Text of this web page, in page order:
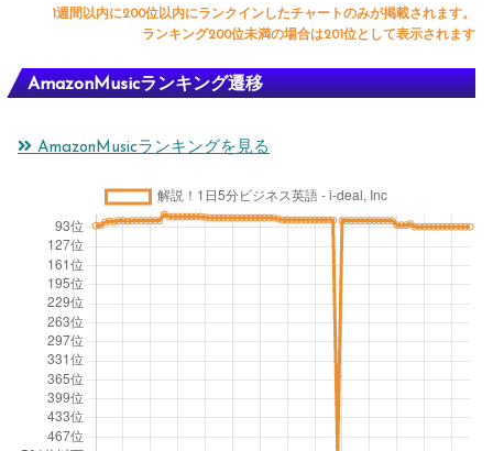
1週間以内に200位以内にランクインしたチャートのみが掲載されます。
ランキング200位未満の場合は201位として表示されます
AmazonMusicランキング遷移
AmazonMusicランキングを見る